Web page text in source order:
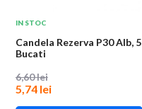
IN STOC
Candela Rezerva P30 Alb, 5
Bucati
6,60 lei
5,74 lei